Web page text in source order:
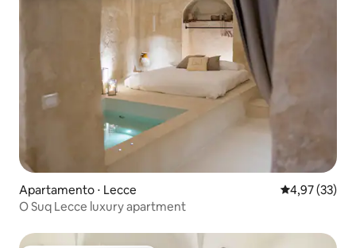
Apartamento ⋅ Lecce 4,97 de uma
4,97 (33)
O Suq Lecce luxury apartment